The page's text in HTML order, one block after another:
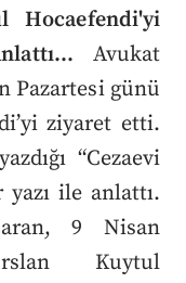
Hocaefendi'yi
Avukat
Pazartesi günü
ziyaret etti.
“Cezaevi
ile anlattı.
9 Nisan
Kuytul